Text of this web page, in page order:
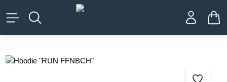
springen
Bildergalerie überspringen